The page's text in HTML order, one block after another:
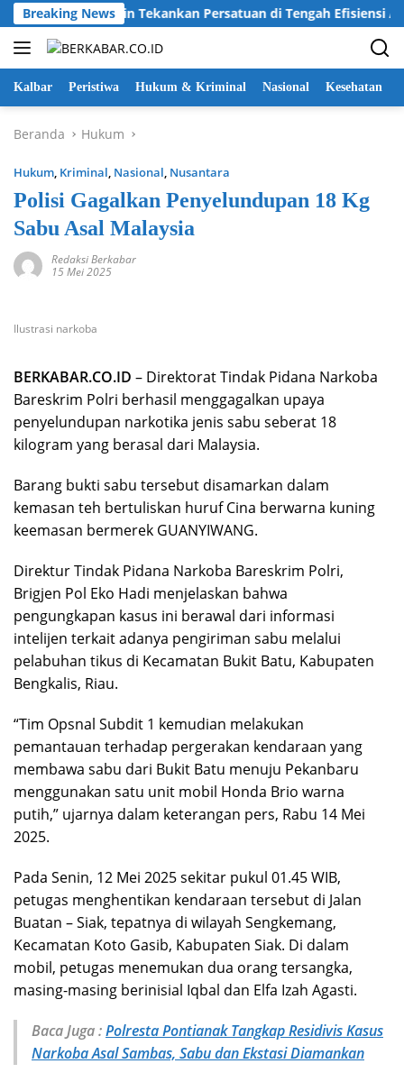
Langsung
ke
konten
Breaking News
Karolin Tekankan Persatuan di Tengah Efisiensi
Kalbar Peristiwa Hukum & Kriminal Nasional Kesehatan
Beranda Hukum
Hukum, Kriminal, Nasional, Nusantara
Polisi Gagalkan Penyelundupan 18 Kg
Sabu Asal Malaysia
Redaksi Berkabar
15 Mei 2025
Ilustrasi narkoba
BERKABAR.CO.ID – Direktorat Tindak Pidana Narkoba
Bareskrim Polri berhasil menggagalkan upaya
penyelundupan narkotika jenis sabu seberat 18
kilogram yang berasal dari Malaysia.
Barang bukti sabu tersebut disamarkan dalam
kemasan teh bertuliskan huruf Cina berwarna kuning
keemasan bermerek GUANYIWANG.
Direktur Tindak Pidana Narkoba Bareskrim Polri,
Brigjen Pol Eko Hadi menjelaskan bahwa
pengungkapan kasus ini berawal dari informasi
intelijen terkait adanya pengiriman sabu melalui
pelabuhan tikus di Kecamatan Bukit Batu, Kabupaten
Bengkalis, Riau.
“Tim Opsnal Subdit 1 kemudian melakukan
pemantauan terhadap pergerakan kendaraan yang
membawa sabu dari Bukit Batu menuju Pekanbaru
menggunakan satu unit mobil Honda Brio warna
putih,” ujarnya dalam keterangan pers, Rabu 14 Mei
2025.
Pada Senin, 12 Mei 2025 sekitar pukul 01.45 WIB,
petugas menghentikan kendaraan tersebut di Jalan
Buatan – Siak, tepatnya di wilayah Sengkemang,
Kecamatan Koto Gasib, Kabupaten Siak. Di dalam
mobil, petugas menemukan dua orang tersangka,
masing-masing berinisial Iqbal dan Elfa Izah Agasti.
Baca Juga :Polresta Pontianak Tangkap Residivis Kasus
Narkoba Asal Sambas, Sabu dan Ekstasi Diamankan